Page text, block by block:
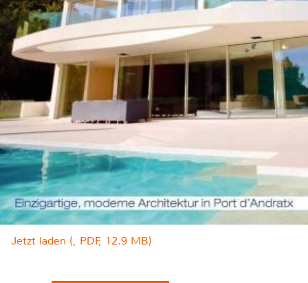
Jetzt laden (, PDF, 12.9 MB)